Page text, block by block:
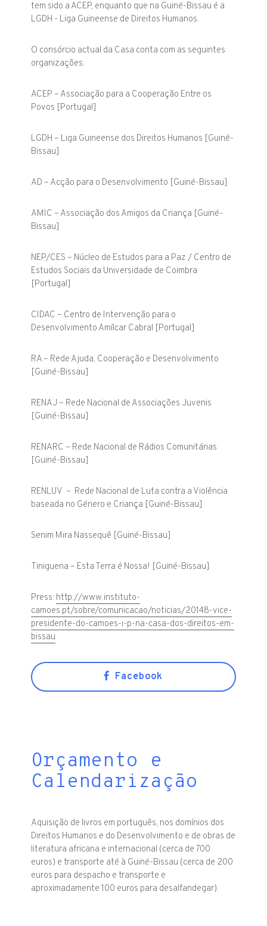
tem sido a ACEP, enquanto que na Guiné-Bissau é a
LGDH - Liga Guineense de Direitos Humanos.
O consórcio actual da Casa conta com as seguintes
organizações:
ACEP – Associação para a Cooperação Entre os
Povos [Portugal]
LGDH – Liga Guineense dos Direitos Humanos [Guiné-
Bissau]
AD – Acção para o Desenvolvimento [Guiné-Bissau]
AMIC – Associação dos Amigos da Criança [Guiné-
Bissau]
NEP/CES – Núcleo de Estudos para a Paz / Centro de
Estudos Sociais da Universidade de Coimbra
[Portugal]
CIDAC – Centro de Intervenção para o
Desenvolvimento Amílcar Cabral [Portugal]
RA – Rede Ajuda, Cooperação e Desenvolvimento
[Guiné-Bissau]
RENAJ – Rede Nacional de Associações Juvenis
[Guiné-Bissau]
RENARC – Rede Nacional de Rádios Comunitárias
[Guiné-Bissau]
RENLUV – Rede Nacional de Luta contra a Violência
baseada no Género e Criança [Guiné-Bissau]
Senim Mira Nassequê [Guiné-Bissau]
Tiniguena – Esta Terra é Nossa! [Guiné-Bissau]
Press: http://www.instituto-
camoes.pt/sobre/comunicacao/noticias/20148-vice-
presidente-do-camoes-i-p-na-casa-dos-direitos-em-
bissau
Facebook
Orçamento e
Calendarização
Aquisição de livros em português, nos domínios dos
Direitos Humanos e do Desenvolvimento e de obras de
literatura africana e internacional (cerca de 700
euros) e transporte até à Guiné-Bissau (cerca de 200
euros para despacho e transporte e
aproximadamente 100 euros para desalfandegar).